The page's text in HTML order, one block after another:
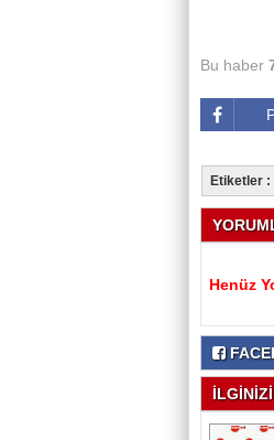
Bu haber
Etiketler :
Henüz